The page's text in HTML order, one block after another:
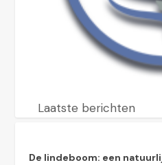
Laatste berichten
De lindeboom: een